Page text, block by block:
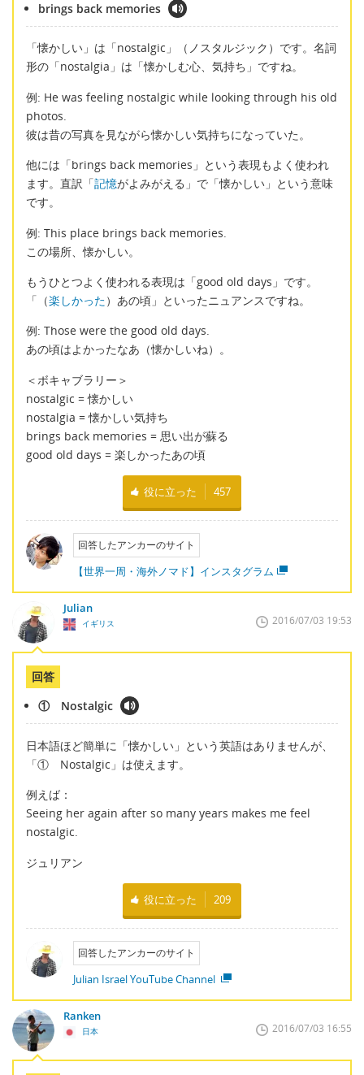
brings back memories
「懐かしい」は「nostalgic」（ノスタルジック）です。名詞
形の「nostalgia」は「懐かしむ心、気持ち」ですね。
例: He was feeling nostalgic while looking through his old
photos.
彼は昔の写真を見ながら懐かしい気持ちになっていた。
他には「brings back memories」という表現もよく使われ
ます。直訳「記憶がよみがえる」で「懐かしい」という意味
です。
例: This place brings back memories.
この場所、懐かしい。
もうひとつよく使われる表現は「good old days」です。
「（楽しかった）あの頃」といったニュアンスですね。
例: Those were the good old days.
あの頃はよかったなあ（懐かしいね）。
＜ボキャブラリー＞
nostalgic = 懐かしい
nostalgia = 懐かしい気持ち
brings back memories = 思い出が蘇る
good old days = 楽しかったあの頃
役に立った 457
回答したアンカーのサイト
【世界一周・海外ノマド】インスタグラム
Julian
イギリス 2016/07/03 19:53
回答
① Nostalgic
日本語ほど簡単に「懐かしい」という英語はありませんが、
「① Nostalgic」は使えます。
例えば：
Seeing her again after so many years makes me feel
nostalgic.
ジュリアン
役に立った 209
回答したアンカーのサイト
Julian Israel YouTube Channel
Ranken
日本 2016/07/03 16:55